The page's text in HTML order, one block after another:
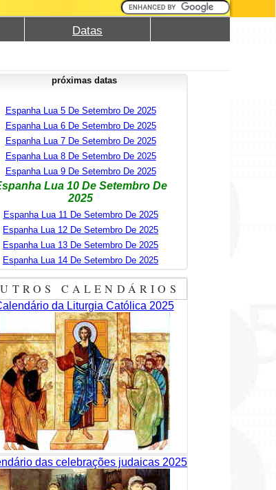
Datas
próximas datas
Espanha Lua 5 De Setembro De 2025
Espanha Lua 6 De Setembro De 2025
Espanha Lua 7 De Setembro De 2025
Espanha Lua 8 De Setembro De 2025
Espanha Lua 9 De Setembro De 2025
Lua 10 De Setembro De
2025
Espanha Lua 11 De Setembro De 2025
Espanha Lua 12 De Setembro De 2025
Espanha Lua 13 De Setembro De 2025
Espanha Lua 14 De Setembro De 2025
CALENDÁRIOS
da Liturgia Católica 2025
das celebrações judaicas 2025